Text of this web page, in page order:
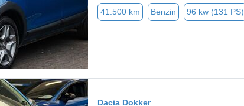
41.500 km Benzin 96 kw (131 PS)
Dacia Dokker